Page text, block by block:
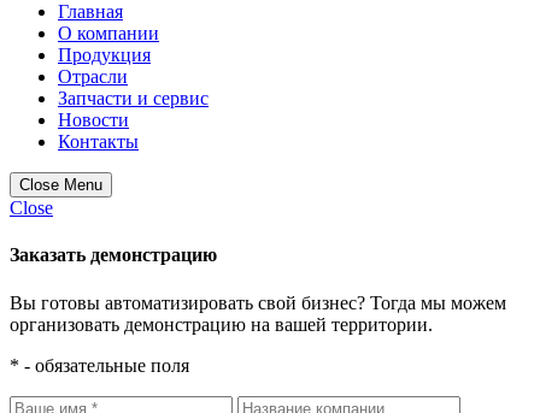
Главная
О компании
Продукция
Отрасли
Запчасти и сервис
Новости
Контакты
Close Menu
Close
Заказать демонстрацию
Вы готовы автоматизировать свой бизнес? Тогда мы можем
организовать демонстрацию на вашей территории.
* - обязательные поля